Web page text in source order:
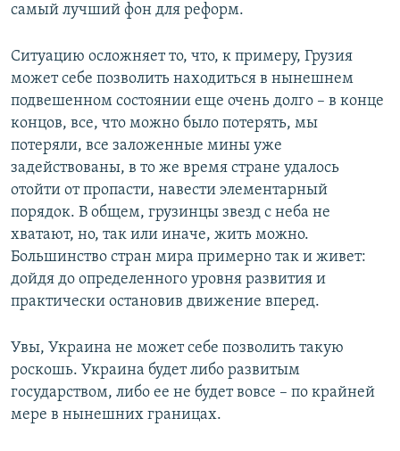
самый лучший фон для реформ.
Ситуацию осложняет то, что, к примеру, Грузия
может себе позволить находиться в нынешнем
подвешенном состоянии еще очень долго – в конце
концов, все, что можно было потерять, мы
потеряли, все заложенные мины уже
задействованы, в то же время стране удалось
отойти от пропасти, навести элементарный
порядок. В общем, грузинцы звезд с неба не
хватают, но, так или иначе, жить можно.
Большинство стран мира примерно так и живет:
дойдя до определенного уровня развития и
практически остановив движение вперед.
Увы, Украина не может себе позволить такую
роскошь. Украина будет либо развитым
государством, либо ее не будет вовсе – по крайней
мере в нынешних границах.